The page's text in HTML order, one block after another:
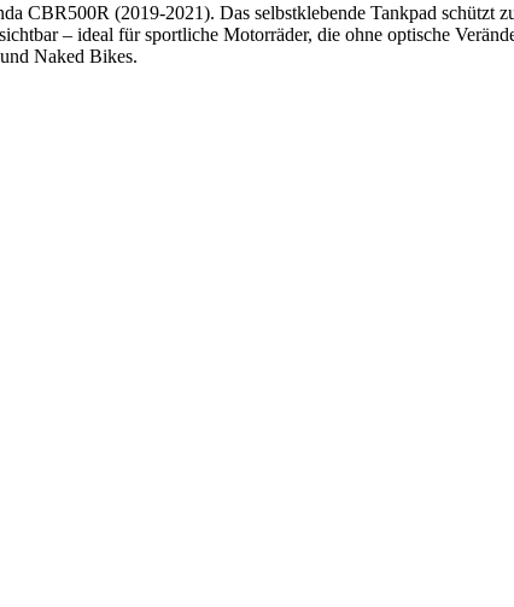
CBR500R (2019-2021). Das selbstklebende Tankpad schützt
– ideal für sportliche Motorräder, die ohne optische
Naked Bikes.